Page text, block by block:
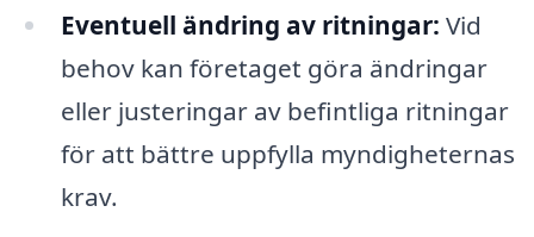
Eventuell ändring av ritningar: Vid
behov kan företaget göra ändringar
eller justeringar av befintliga ritningar
för att bättre uppfylla myndigheternas
krav.